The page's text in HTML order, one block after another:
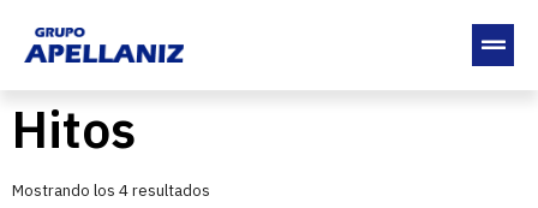
Hitos
Mostrando los 4 resultados